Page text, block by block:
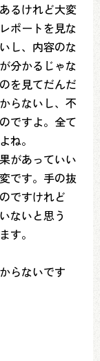
るけれど大変
ポートを見な
し、内容のな
分かるじゃな
を見てだんだ
らないし、不
ですよ。全て
ね。
があっていい
です。手の抜
ですけれど
ないと思う
す。
らないです